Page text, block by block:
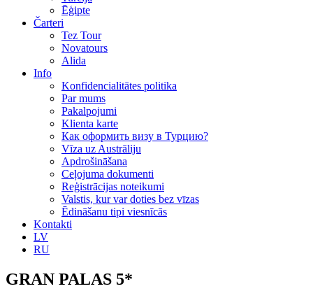
Ēģipte
Čarteri
Tez Tour
Novatours
Alida
Info
Konfidencialitātes politika
Par mums
Рakalpojumi
Klienta karte
Как оформить визу в Турцию?
Vīza uz Austrāliju
Apdrošināšana
Ceļojuma dokumenti
Reģistrācijas noteikumi
Valstis, kur var doties bez vīzas
Ēdināšanu tipi viesnīcās
Kontakti
LV
RU
GRAN PALAS 5*